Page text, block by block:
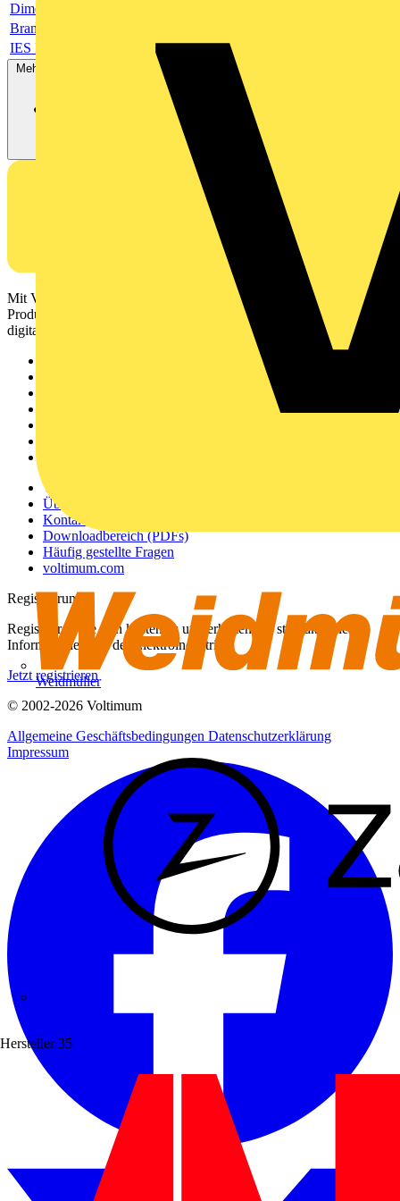
Weidmüller
Hersteller 35
Dimensioned drawing url
Brand logo
IES File url
Mehr anzeigen
Mit Voltimum erhalten Elektrofachkräfte Zugang zu Branchennews,
Produktinformationen, Schulungen und Tools – alles auf einer
digitalen Plattform und Community.
Weitere Links
Über uns
Kontakt
Downloadbereich (PDFs)
Häufig gestellte Fragen
voltimum.com
Registrierung
Registrieren Sie sich kostenlos und erhalten Sie stets aktuelle
Informationen aus der Elektroindustrie.
Jetzt registrieren
© 2002-2026 Voltimum
Allgemeine Geschäftsbedingungen Datenschutzerklärung
Impressum